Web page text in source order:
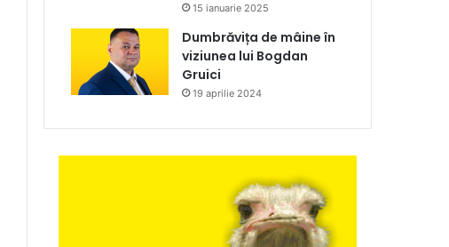
15 ianuarie 2025
Dumbrăvița de mâine în
viziunea lui Bogdan
Gruici
19 aprilie 2024